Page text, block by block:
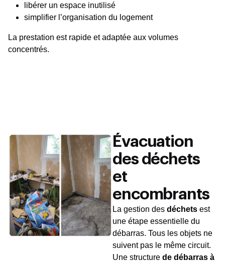
libérer un espace inutilisé
simplifier l’organisation du logement
La prestation est rapide et adaptée aux volumes
concentrés.
Évacuation
des déchets
et
encombrants
La gestion des déchets est
une étape essentielle du
débarras. Tous les objets ne
suivent pas le même circuit.
Une structure de débarras à